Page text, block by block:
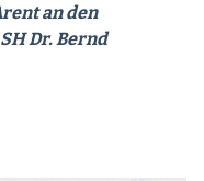
an den
Dr. Bernd